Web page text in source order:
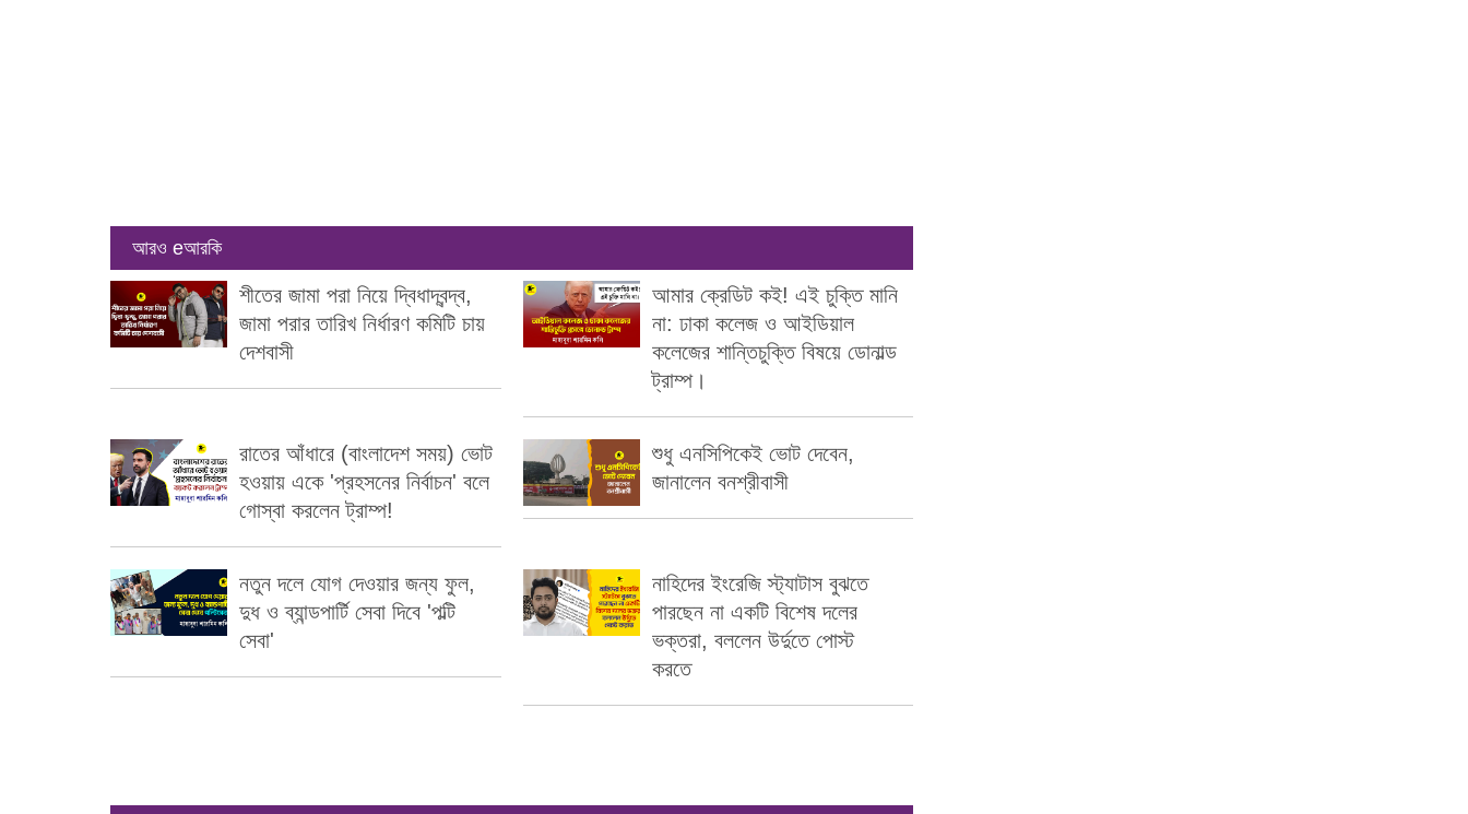
আরও eআরকি
শীতের জামা পরা নিয়ে দ্বিধাদ্বন্দ্ব,
জামা পরার তারিখ নির্ধারণ কমিটি চায়
দেশবাসী
আমার ক্রেডিট ক‌ই! এই চুক্তি মানি
না: ঢাকা কলেজ ও আইডিয়াল
কলেজের শান্তিচুক্তি বিষয়ে ডোনাল্ড
ট্রাম্প।
রাতের আঁধারে (বাংলাদেশ সময়) ভোট
হ‌ওয়ায় একে 'প্রহসনের নির্বাচন' বলে
গোস্বা করলেন ট্রাম্প!
শুধু এনসিপিকেই ভোট দেবেন,
জানালেন বনশ্রীবাসী
নতুন দলে যোগ দেওয়ার জন্য ফুল,
দুধ ও ব্যান্ডপার্টি সেবা দিবে 'পল্টি
সেবা'
নাহিদের ইংরেজি স্ট্যাটাস বুঝতে
পারছেন না একটি বিশেষ দলের
ভক্তরা, বললেন উর্দুতে পোস্ট
করতে